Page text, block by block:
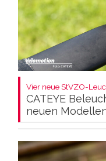
Vier neue StVZO-
CATEYE
neuen